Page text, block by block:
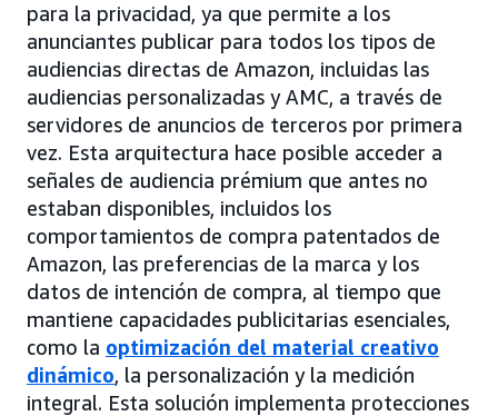
para la privacidad, ya que permite a los
anunciantes publicar para todos los tipos de
audiencias directas de Amazon, incluidas las
audiencias personalizadas y AMC, a través de
servidores de anuncios de terceros por primera
vez. Esta arquitectura hace posible acceder a
señales de audiencia prémium que antes no
estaban disponibles, incluidos los
comportamientos de compra patentados de
Amazon, las preferencias de la marca y los
datos de intención de compra, al tiempo que
mantiene capacidades publicitarias esenciales,
como la optimización del material creativo
dinámico, la personalización y la medición
integral. Esta solución implementa protecciones